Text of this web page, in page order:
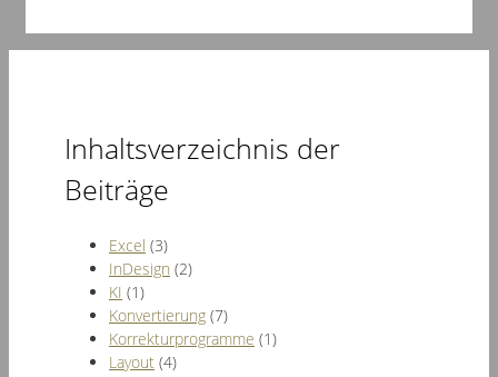
Inhaltsverzeichnis der
Beiträge
Excel (3)
InDesign (2)
KI (1)
Konvertierung (7)
Korrekturprogramme (1)
Layout (4)